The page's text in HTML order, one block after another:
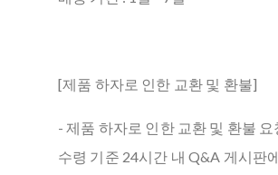
[제품 하자로 인한 교환 및 환불]
- 제품 하자로 인한 교환 및 환불 요
수령 기준 24시간 내 Q&A 게시판